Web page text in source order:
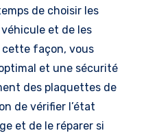
de choisir les
et de les
cette façon, vous
et une sécurité
des plaquettes de
de vérifier l’état
et de le réparer si